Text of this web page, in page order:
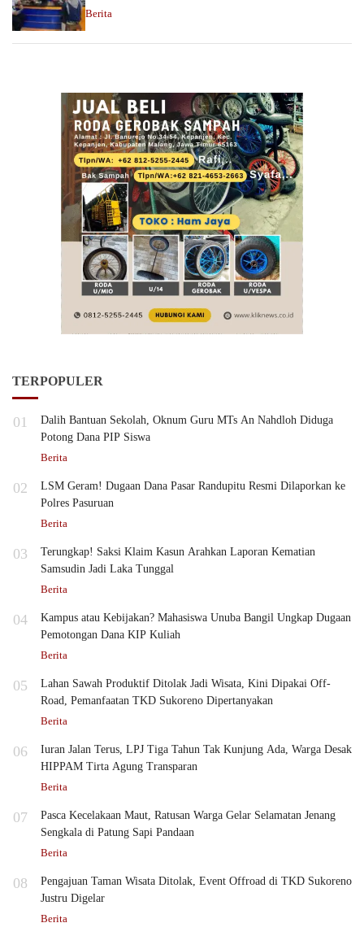
Berita
TERPOPULER
01
Dalih Bantuan Sekolah, Oknum Guru MTs An Nahdloh Diduga
Potong Dana PIP Siswa
Berita
02
LSM Geram! Dugaan Dana Pasar Randupitu Resmi Dilaporkan ke
Polres Pasuruan
Berita
03
Terungkap! Saksi Klaim Kasun Arahkan Laporan Kematian
Samsudin Jadi Laka Tunggal
Berita
04
Kampus atau Kebijakan? Mahasiswa Unuba Bangil Ungkap Dugaan
Pemotongan Dana KIP Kuliah
Berita
05
Lahan Sawah Produktif Ditolak Jadi Wisata, Kini Dipakai Off-
Road, Pemanfaatan TKD Sukoreno Dipertanyakan
Berita
06
Iuran Jalan Terus, LPJ Tiga Tahun Tak Kunjung Ada, Warga Desak
HIPPAM Tirta Agung Transparan
Berita
07
Pasca Kecelakaan Maut, Ratusan Warga Gelar Selamatan Jenang
Sengkala di Patung Sapi Pandaan
Berita
08
Pengajuan Taman Wisata Ditolak, Event Offroad di TKD Sukoreno
Justru Digelar
Berita